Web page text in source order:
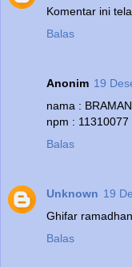
Komentar ini
Balas
Anonim 19
nama :
npm : 11310077
Balas
Unknown 19
Ghifar
Balas